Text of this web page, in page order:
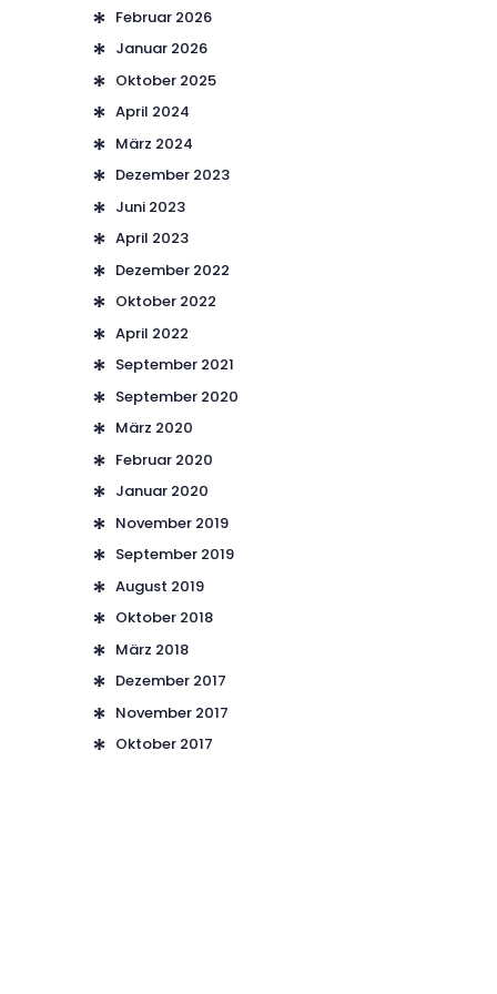
Februar 2026
Januar 2026
Oktober 2025
April 2024
März 2024
Dezember 2023
Juni 2023
April 2023
Dezember 2022
Oktober 2022
April 2022
September 2021
September 2020
März 2020
Februar 2020
Januar 2020
November 2019
September 2019
August 2019
Oktober 2018
März 2018
Dezember 2017
November 2017
Oktober 2017